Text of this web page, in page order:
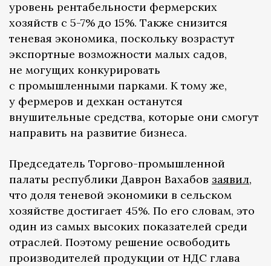
уровень рентабельности фермерских
хозяйств с 5-7% до 15%. Также снизится
теневая экономика, поскольку возрастут
экспортные возможности малых садов,
не могущих конкурировать
с промышленными парками. К тому же,
у фермеров и дехкан останутся
внушительные средства, которые они смогут
направить на развитие бизнеса.
Председатель Торгово-промышленной
палаты республики Даврон Вахабов заявил,
что доля теневой экономики в сельском
хозяйстве достигает 45%. По его словам, это
один из самых высоких показателей среди
отраслей. Поэтому решение освободить
производителей продукции от НДС глава